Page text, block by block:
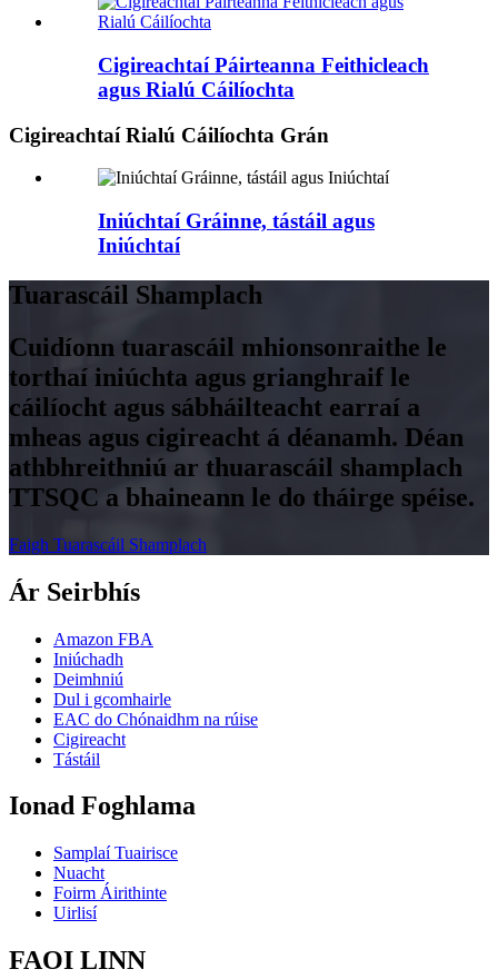
Cigireachtaí Páirteanna Feithicleach
agus Rialú Cáilíochta
Cigireachtaí Rialú Cáilíochta Grán
Iniúchtaí Gráinne, tástáil agus
Iniúchtaí
Tuarascáil Shamplach
Cuidíonn tuarascáil mhionsonraithe le
torthaí iniúchta agus grianghraif le
cáilíocht agus sábháilteacht earraí a
mheas agus cigireacht á déanamh. Déan
athbhreithniú ar thuarascáil shamplach
TTSQC a bhaineann le do tháirge spéise.
Faigh Tuarascáil Shamplach
Ár Seirbhís
Amazon FBA
Iniúchadh
Deimhniú
Dul i gcomhairle
EAC do Chónaidhm na rúise
Cigireacht
Tástáil
Ionad Foghlama
Samplaí Tuairisce
Nuacht
Foirm Áirithinte
Uirlisí
FAOI LINN